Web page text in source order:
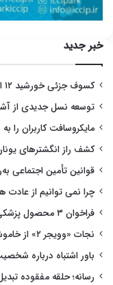
خبر جدید
کسوف جزئی خورشید ۱۲ اوت رخ می‌دهد
توسعه نسل جدیدی از
مایکروسافت کاربران
کشف راز انگشترهای
قوانین تأمین اجتماعی
چرا نمی توانیم از
فراخوان ۳ محصول پزشکی و دارویی به دلیل خطرهای کیفی و ایمنی
نجات «وویجر ۲» از خاموشی؛ تدبیر ناسا برای حفظ کاوشگر ۴۸ ساله
باور اشتباه درباره
رسانه؛ حلقه مفقوده